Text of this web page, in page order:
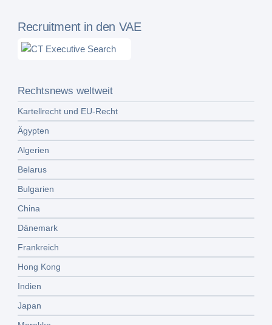
Recruitment in den VAE
Rechtsnews weltweit
Kartellrecht und EU-Recht
Ägypten
Algerien
Belarus
Bulgarien
China
Dänemark
Frankreich
Hong Kong
Indien
Japan